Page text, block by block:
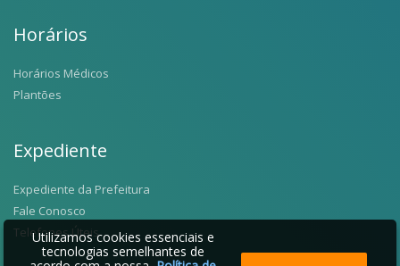
Horários
Horários Médicos
Plantões
Expediente
Expediente da Prefeitura
Fale Conosco
Telefones Úteis
Utilizamos cookies essenciais e
tecnologias semelhantes de